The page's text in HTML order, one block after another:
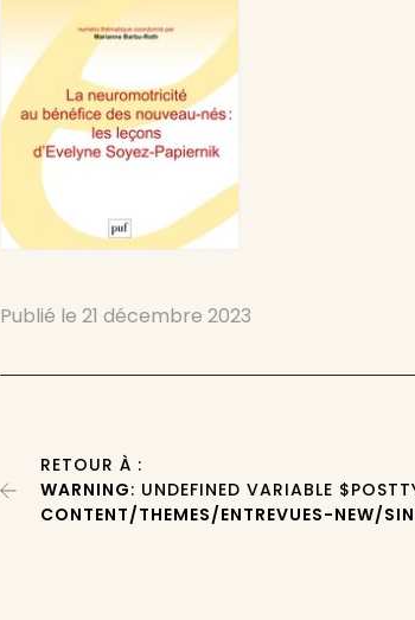
Publié le21 décembre 2023
RETOUR À :
WARNING: UNDEFINED VARIABLE
CONTENT/THEMES/ENTREVUES-NEW/